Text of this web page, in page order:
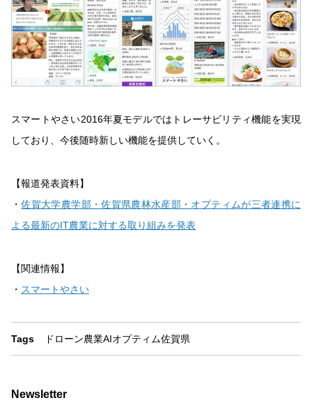
スマートやさい2016年夏モデルではトレーサビリティ機能を実現
しており、今後随時新しい機能を提供していく。
【報道発表資料】
・佐賀大学農学部・佐賀県農林水産部・オプティムが三者連携に
よる最新のIT農業に対する取り組みを発表
【関連情報】
・ スマートやさい
Tags ドローン農業AIオプティム佐賀県
Newsletter